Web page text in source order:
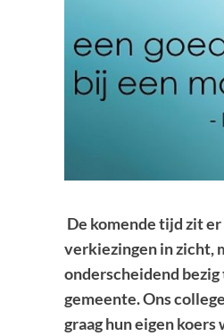
De komende tijd zit
verkiezingen in zicht,
onderscheidend bezig
gemeente. Ons
graag hun eigen